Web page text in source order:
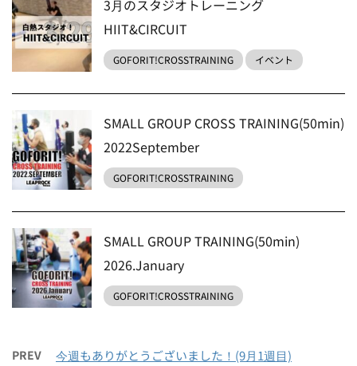
3月のスタジオトレーニング
HIIT&CIRCUIT
GOFORIT!CROSSTRAINING イベント
SMALL GROUP CROSS TRAINING(50min)
2022September
GOFORIT!CROSSTRAINING
SMALL GROUP TRAINING(50min)
2026.January
GOFORIT!CROSSTRAINING
PREV 今週もありがとうございました！(9月1週目)